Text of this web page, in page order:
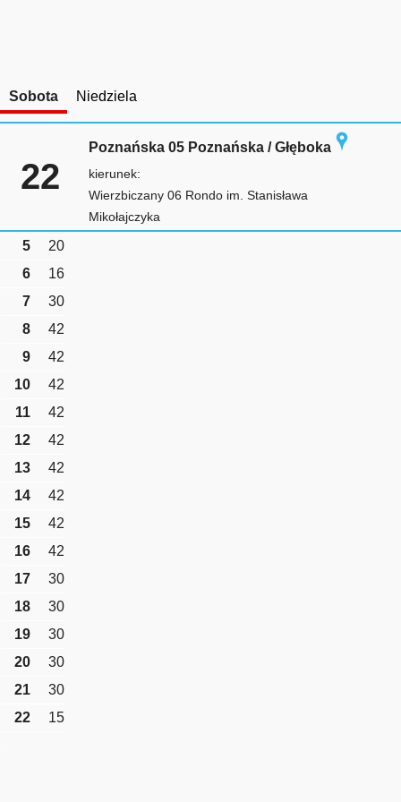
Sobota Niedziela
22
Poznańska 05 Poznańska / Głęboka
kierunek:
Wierzbiczany 06 Rondo im. Stanisława
Mikołajczyka
5
20
6
16
7
30
8
42
9
42
10
42
11
42
12
42
13
42
14
42
15
42
16
42
17
30
18
30
19
30
20
30
21
30
22
15